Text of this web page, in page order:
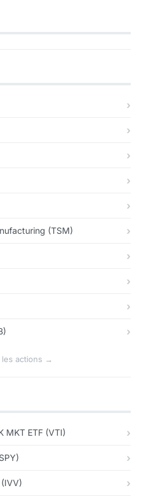
(TSM)
actions →
MKT ETF (VTI)